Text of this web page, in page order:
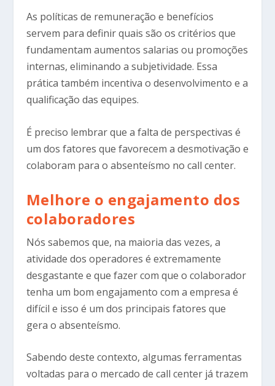
As políticas de remuneração e benefícios
servem para definir quais são os critérios que
fundamentam aumentos salarias ou promoções
internas, eliminando a subjetividade. Essa
prática também incentiva o desenvolvimento e a
qualificação das equipes.
É preciso lembrar que a falta de perspectivas é
um dos fatores que favorecem a desmotivação e
colaboram para o absenteísmo no call center.
Melhore o engajamento dos
colaboradores
Nós sabemos que, na maioria das vezes, a
atividade dos operadores é extremamente
desgastante e que fazer com que o colaborador
tenha um bom engajamento com a empresa é
difícil e isso é um dos principais fatores que
gera o absenteísmo.
Sabendo deste contexto, algumas ferramentas
voltadas para o mercado de call center já trazem